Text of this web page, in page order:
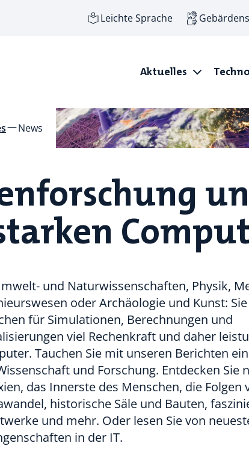
Leichte Sprache
Aktuelles
News
und Naturwissenschaften, Physik,
oder Archäologie und Kunst:
für Simulationen, Berechnungen und
viel Rechenkraft und daher
Tauchen Sie mit unseren Berichten
und Forschung. Entdecken Sie
das Innerste des Menschen, die Folgen
historische Säle und Bauten,
und mehr. Oder lesen Sie von
in der IT.